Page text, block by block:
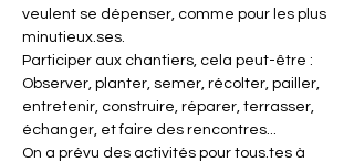
veulent se dépenser, comme pour les plus
minutieux.ses.
Participer aux chantiers, cela peut-être :
Observer, planter, semer, récolter, pailler,
entretenir, construire, réparer, terrasser,
échanger, et faire des rencontres...
On a prévu des activités pour tous.tes à